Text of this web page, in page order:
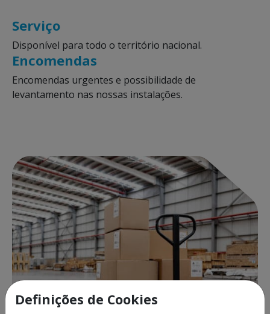
Serviço
Disponível para todo o território nacional.
Encomendas
Encomendas urgentes e possibilidade de
levantamento nas nossas instalações.
Definições de Cookies